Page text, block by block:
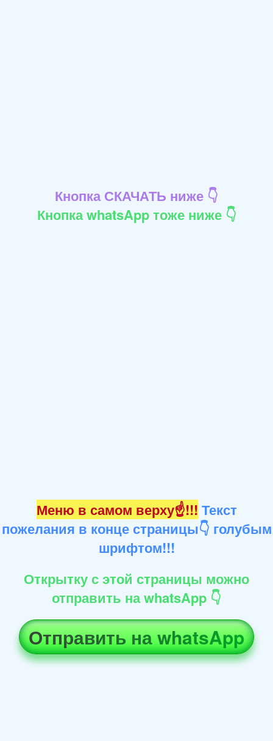
Кнопка СКАЧАТЬ ниже 👇
Кнопка whatsApp тоже ниже 👇
Меню в самом верху☝!!! Текст
пожелания в конце страницы👇 голубым
шрифтом!!!
Открытку с этой страницы можно
отправить на whatsApp 👇
Отправить на whatsApp